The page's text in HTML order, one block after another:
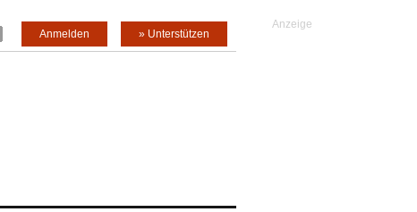
» Unterstützen
Anmelden